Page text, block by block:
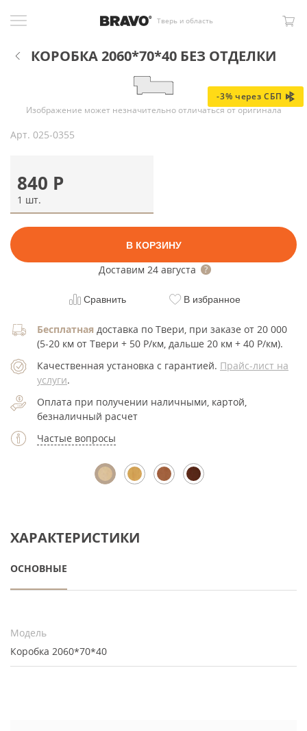
Тверь и область
КОРОБКА 2060*70*40 БЕЗ ОТДЕЛКИ
-3% через СБП
Изображение может незначительно отличаться от оригинала
Арт. 025-0355
840 Р
1 шт.
В КОРЗИНУ
Доставим 24 августа
Сравнить В избранное
Бесплатная доставка по Твери, при заказе от 20 000
(5-20 км от Твери + 50 Р/км, дальше 20 км + 40 Р/км).
Качественная установка с гарантией. Прайс-лист на
услуги.
Оплата при получении наличными, картой,
безналичный расчет
Частые вопросы
ХАРАКТЕРИСТИКИ
ОСНОВНЫЕ
Модель
Коробка 2060*70*40